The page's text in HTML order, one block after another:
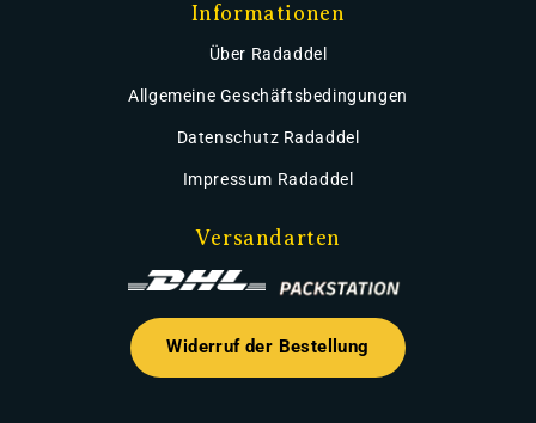
Informationen
Über Radaddel
Allgemeine Geschäftsbedingungen
Datenschutz Radaddel
Impressum Radaddel
Versandarten
Widerruf der Bestellung